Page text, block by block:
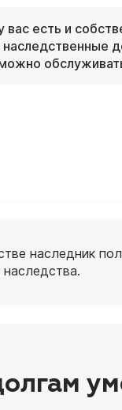
вас есть и
наследник